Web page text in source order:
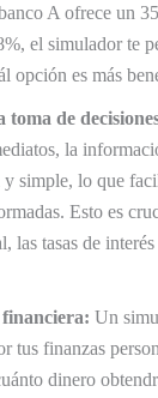
A ofrece un
el simulador te
opción es más
toma de
la
y simple, lo que
Esto es
las tasas de
Un
tus finanzas
dinero